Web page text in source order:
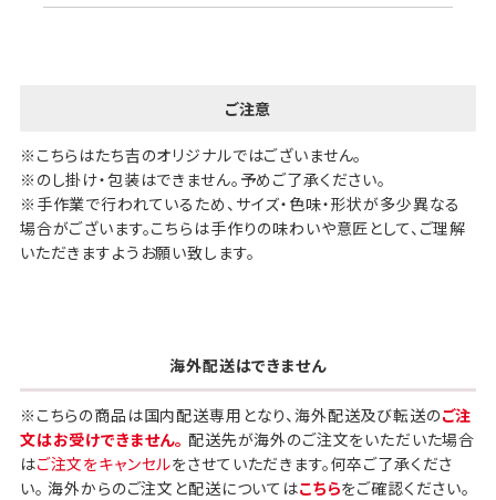
ご注意
※こちらはたち吉のオリジナルではございません。
※のし掛け・包装はできません。予めご了承ください。
※手作業で行われているため、サイズ・色味・形状が多少異なる
場合がございます。こちらは手作りの味わいや意匠として、ご理解
いただきますようお願い致します。
海外配送はできません
※こちらの商品は国内配送専用となり、海外配送及び転送のご注
文はお受けできません。 配送先が海外のご注文をいただいた場合
はご注文をキャンセルをさせていただきます。何卒ご了承くださ
い。 海外からのご注文と配送についてはこちらをご確認ください。